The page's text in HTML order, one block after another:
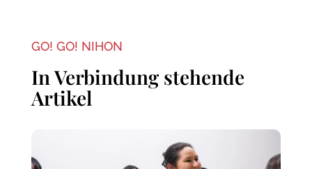
GO! GO! NIHON
In Verbindung stehende
Artikel